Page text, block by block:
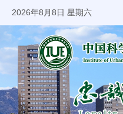
2026年8月8日 星期六